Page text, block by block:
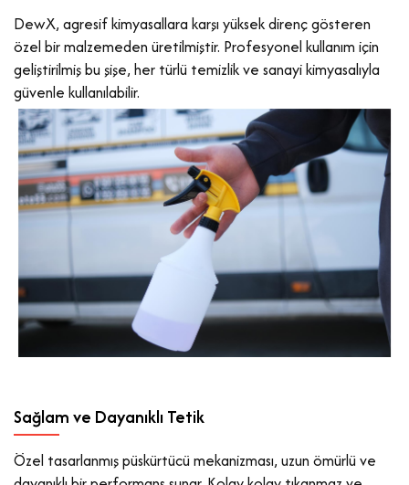
DewX, agresif kimyasallara karşı yüksek direnç gösteren
özel bir malzemeden üretilmiştir. Profesyonel kullanım için
geliştirilmiş bu şişe, her türlü temizlik ve sanayi kimyasalıyla
güvenle kullanılabilir.
Sağlam ve Dayanıklı Tetik
Özel tasarlanmış püskürtücü mekanizması, uzun ömürlü ve